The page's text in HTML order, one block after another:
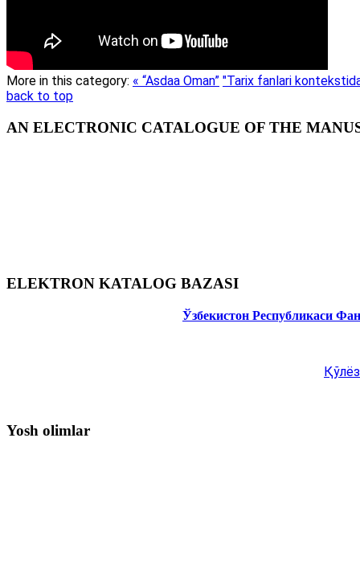
More in this category: « “Asdaa Oman” "Tarix fanlari
back to top
AN ELECTRONIC CATALOGUE OF THE
ELEKTRON KATALOG BAZASI
Ўзбекистон Республикаси
Yosh olimlar